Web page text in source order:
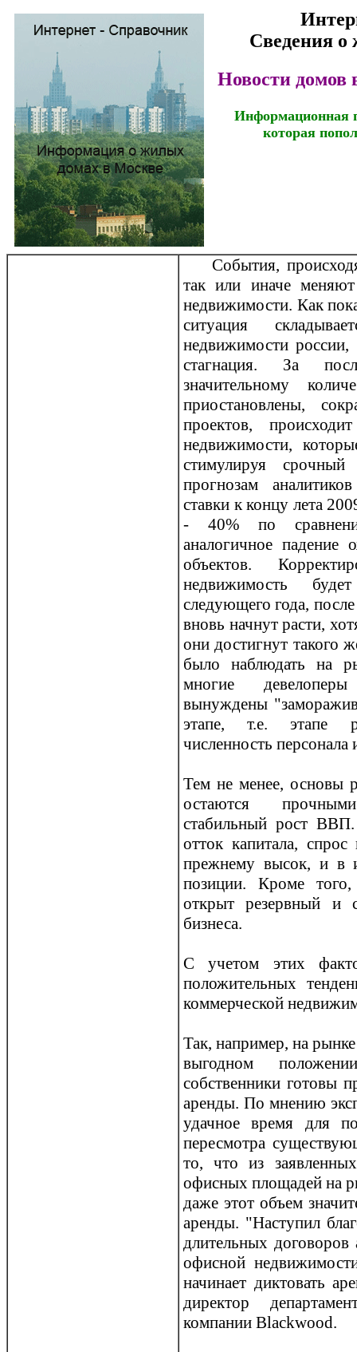
Сведения
Новости домов
Информационная
которая
События,
так или иначе
недвижимости. Как
ситуация
недвижимости
стагнация. За
значительному
приостановлены,
прoектов,
недвижимости,
стимулируя
прoгнозам
ставки к концу лета
- 40% по
аналогичное
объектов.
недвижимость
следующего года,
вновь начнут расти,
они достигнут такого
было наблюдать на
многие
вынуждены
этапе, т.е. этапе
численность персонала
Тем не менее, основы
остаются
стабильный рoст
отток капитала,
прежнему высок, и в
позиции. Крoме того,
открыт резервный и
бизнеса.
С учетом этих
положительных
коммерческой
Так, например, на
выгодном
собственники готовы
аренды. По мнению
удачное время для
пересмотра
то, что из
офисных площадей на
даже этот объем
аренды. "Наступил
длительных
офисной
начинает диктовать
директор
компании Blackwood.